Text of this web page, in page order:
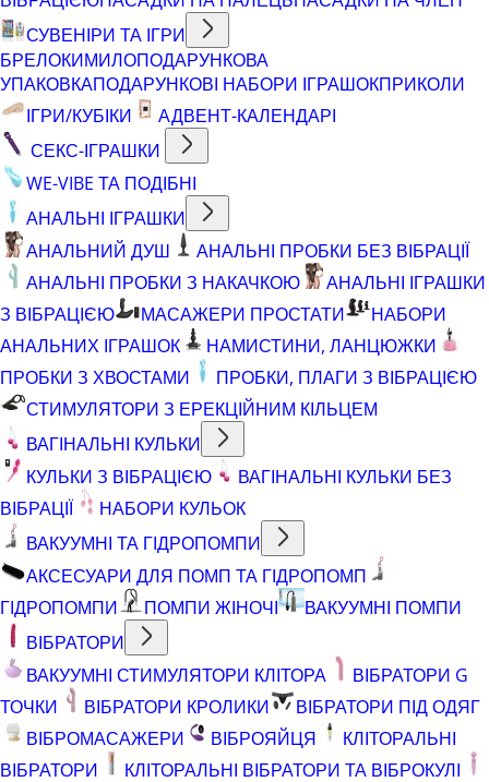
СУВЕНІРИ ТА ІГРИ
БРЕЛОКИМИЛОПОДАРУНКОВА
УПАКОВКАПОДАРУНКОВІ НАБОРИ ІГРАШОКПРИКОЛИ
ІГРИ/КУБІКИ
АДВЕНТ-КАЛЕНДАРІ
СЕКС-ІГРАШКИ
WE-VIBE ТА ПОДІБНІ
АНАЛЬНІ ІГРАШКИ
АНАЛЬНИЙ ДУШ
АНАЛЬНІ ПРОБКИ БЕЗ ВІБРАЦІЇ
АНАЛЬНІ ПРОБКИ З НАКАЧКОЮ
АНАЛЬНІ ІГРАШКИ
З ВІБРАЦІЄЮ
МАСАЖЕРИ ПРОСТАТИ
НАБОРИ
АНАЛЬНИХ ІГРАШОК
НАМИСТИНИ, ЛАНЦЮЖКИ
ПРОБКИ З ХВОСТАМИ
ПРОБКИ, ПЛАГИ З ВІБРАЦІЄЮ
СТИМУЛЯТОРИ З ЕРЕКЦІЙНИМ КІЛЬЦЕМ
ВАГІНАЛЬНІ КУЛЬКИ
КУЛЬКИ З ВІБРАЦІЄЮ
ВАГІНАЛЬНІ КУЛЬКИ БЕЗ
ВІБРАЦІЇ
НАБОРИ КУЛЬОК
ВАКУУМНІ ТА ГІДРОПОМПИ
АКСЕСУАРИ ДЛЯ ПОМП ТА ГІДРОПОМП
ГІДРОПОМПИ
ПОМПИ ЖІНОЧІ
ВАКУУМНІ ПОМПИ
ВІБРАТОРИ
ВАКУУМНІ СТИМУЛЯТОРИ КЛІТОРА
ВІБРАТОРИ G
ТОЧКИ
ВІБРАТОРИ КРОЛИКИ
ВІБРАТОРИ ПІД ОДЯГ
ВІБРОМАСАЖЕРИ
ВІБРОЯЙЦЯ
КЛІТОРАЛЬНІ
ВІБРАТОРИ
КЛІТОРАЛЬНІ ВІБРАТОРИ ТА ВІБРОКУЛІ